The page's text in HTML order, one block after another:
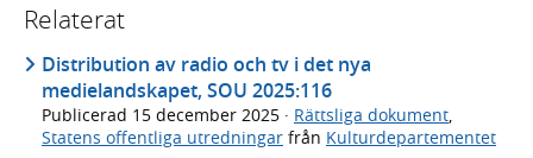
Relaterat
Distribution av radio och tv i det nya
medielandskapet, SOU 2025:116
Publicerad 15 december 2025 · Rättsliga dokument,
Statens offentliga utredningar från Kulturdepartementet